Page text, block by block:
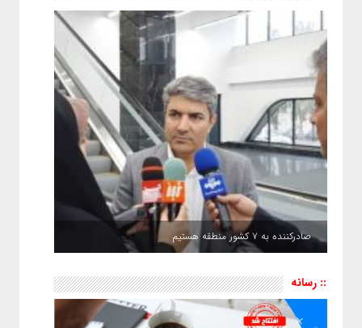
صادرکننده به ۷ کشور منطقه هستیم
:: رسانه